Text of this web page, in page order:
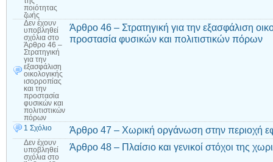
ποιότητας
ζωής
Δεν έχουν
υποβληθεί
σχόλια στο
Άρθρο 46 –
Στρατηγική
για την
εξασφάλιση
οικολογικής
ισορροπίας
και την
προστασία
φυσικών και
πολιτιστικών
πόρων
Άρθρο 46 – Στρατηγική για την εξασφάλιση
προστασία φυσικών και πολιτιστικών πόρων
1 Σχόλιο Άρθρο 47 – Χωρική οργάνωση στην περιοχή
Δεν έχουν
υποβληθεί
σχόλια στο
Άρθρο 48 – Πλαίσιο και γενικοί στόχοι της